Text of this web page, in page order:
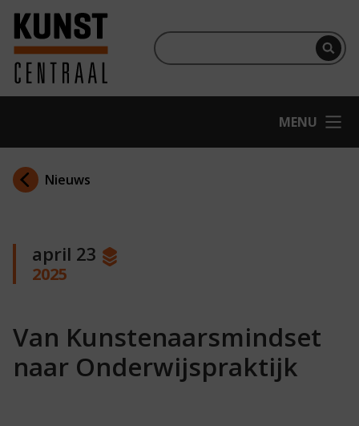
Ga naar hoofdinhoud
Terug naar homepage
OPEN
MENU
Nieuws
april 23
2025
Van Kunstenaarsmindset
naar Onderwijspraktijk